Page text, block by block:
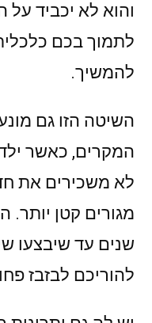
והוא לא יכביד על
להמשיך.
השיטה הזו גם
המקרים, כאשר ילד
לא משכירים את
מגורים קטן
שנים עד שיבצעו
להוריכם לבזבז